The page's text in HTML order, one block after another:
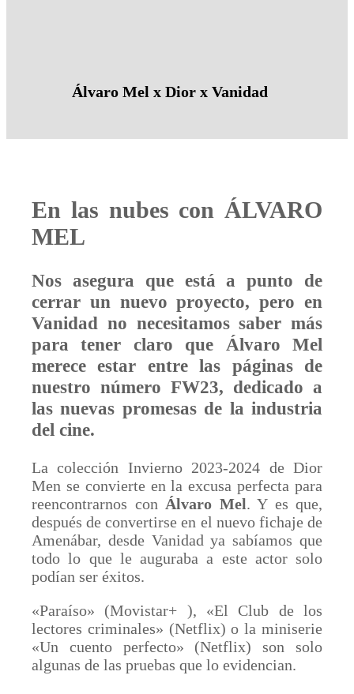
Álvaro Mel x Dior x Vanidad
En las nubes con ÁLVARO
MEL
Nos asegura que está a punto de
cerrar un nuevo proyecto, pero en
Vanidad no necesitamos saber más
para tener claro que Álvaro Mel
merece estar entre las páginas de
nuestro número FW23, dedicado a
las nuevas promesas de la industria
del cine.
La colección Invierno 2023-2024 de Dior
Men se convierte en la excusa perfecta para
reencontrarnos con Álvaro Mel. Y es que,
después de convertirse en el nuevo fichaje de
Amenábar, desde Vanidad ya sabíamos que
todo lo que le auguraba a este actor solo
podían ser éxitos.
«Paraíso» (Movistar+ ), «El Club de los
lectores criminales» (Netflix) o la miniserie
«Un cuento perfecto» (Netflix) son solo
algunas de las pruebas que lo evidencian.